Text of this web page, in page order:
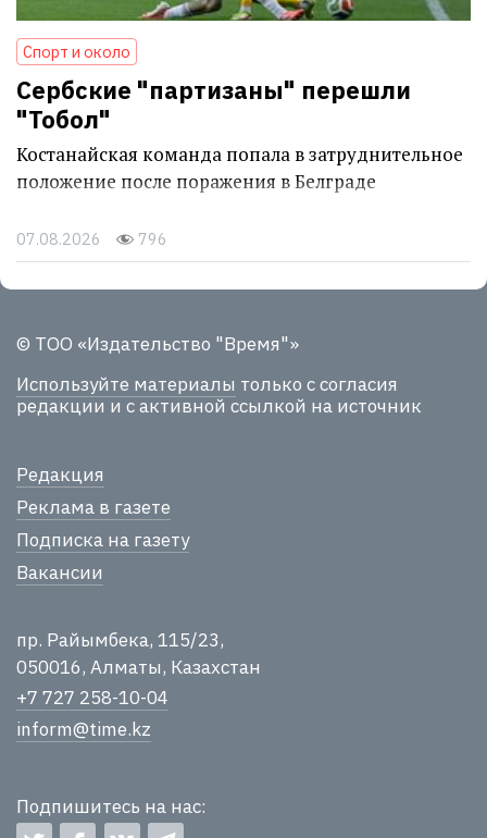
Спорт и около
Сербские "партизаны" перешли
"Тобол"
Костанайская команда попала в затруднительное
положение после поражения в Белграде
07.08.2026 796
© ТОО «Издательство "Время"»
Используйте материалы только с согласия
редакции и с активной ссылкой на источник
Редакция
Реклама в газете
Подписка на газету
Вакансии
пр. Райымбека, 115/23,
050016, Алматы, Казахстан
+7 727 258-10-04
inform@time.kz
Подпишитесь на нас: